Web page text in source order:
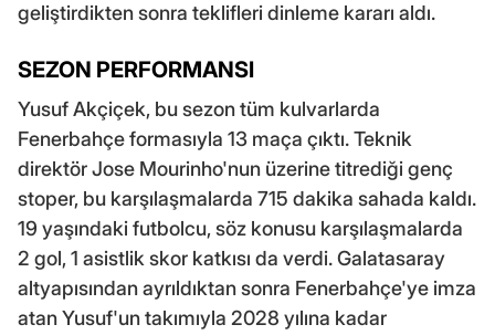
geliştirdikten sonra teklifleri dinleme kararı aldı.
SEZON PERFORMANSI
Yusuf Akçiçek, bu sezon tüm kulvarlarda
Fenerbahçe formasıyla 13 maça çıktı. Teknik
direktör Jose Mourinho'nun üzerine titrediği genç
stoper, bu karşılaşmalarda 715 dakika sahada kaldı.
19 yaşındaki futbolcu, söz konusu karşılaşmalarda
2 gol, 1 asistlik skor katkısı da verdi. Galatasaray
altyapısından ayrıldıktan sonra Fenerbahçe'ye imza
atan Yusuf'un takımıyla 2028 yılına kadar